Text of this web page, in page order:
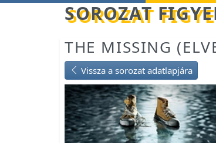
Betöltés... SOROZAT
THE MISSING
Vissza a sorozat adatlapjára